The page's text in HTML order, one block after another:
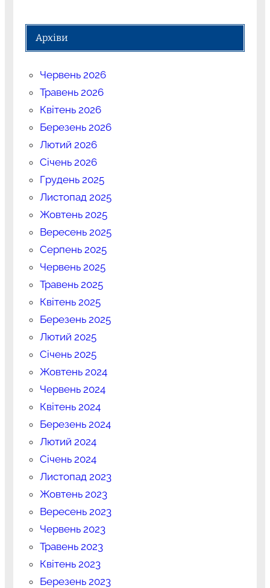
Архіви
Червень 2026
Травень 2026
Квітень 2026
Березень 2026
Лютий 2026
Січень 2026
Грудень 2025
Листопад 2025
Жовтень 2025
Вересень 2025
Серпень 2025
Червень 2025
Травень 2025
Квітень 2025
Березень 2025
Лютий 2025
Січень 2025
Жовтень 2024
Червень 2024
Квітень 2024
Березень 2024
Лютий 2024
Січень 2024
Листопад 2023
Жовтень 2023
Вересень 2023
Червень 2023
Травень 2023
Квітень 2023
Березень 2023